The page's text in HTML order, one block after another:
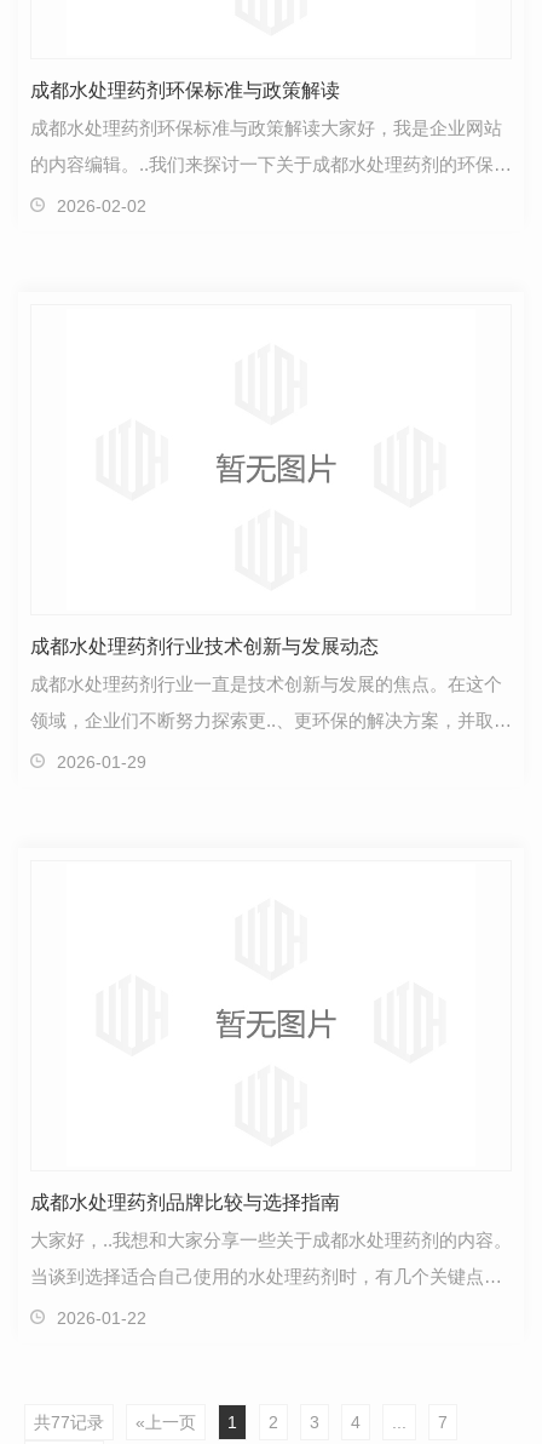
成都水处理药剂环保标准与政策解读
成都水处理药剂环保标准与政策解读大家好，我是企业网站
的内容编辑。..我们来探讨一下关于成都水处理药剂的环保标
准和政策方面的相关内容。随着社会的发展，对水资…
2026-02-02
成都水处理药剂行业技术创新与发展动态
成都水处理药剂行业一直是技术创新与发展的焦点。在这个
领域，企业们不断努力探索更..、更环保的解决方案，并取得
了令人瞩目的进展。近年来，随着科技的迅速发展，…
2026-01-29
成都水处理药剂品牌比较与选择指南
大家好，..我想和大家分享一些关于成都水处理药剂的内容。
当谈到选择适合自己使用的水处理药剂时，有几个关键点需
要注意。首先，了解您所需要处理的水的特性是十分…
2026-01-22
共77记录 «上一页 1 2 3 4 7